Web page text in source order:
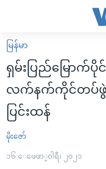
လွယ်ကူ
စေ
Link
များ
ပင်မ
အကြောင်းအရာ
မူလစာမျက်နှာ
မြန်မာ
ကမ္ဘာ့သတင်းများ
နိုင်ငံတကာ
အစ္စရေး-ပါလက်စတိုင်း
ဗွီဒီယို
အင်္ဂလိပ်စာလေ့လာမယ်
မြန်မာ
ရှမ်းပြည်မြောက်ပို
လက်နက်ကိုင်တပ်ဖွဲ့
ပြင်းထန်
မိုးဇော်
၁၆ ေဖေဖာ္၀ါရီ၊ ၂၀၂၁